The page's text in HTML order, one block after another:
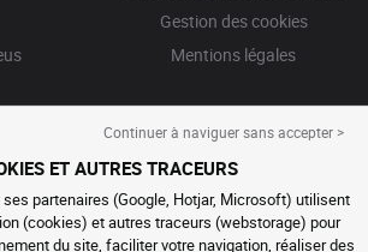
Gestion des cookies
Mentions légales
Continuer à naviguer sans accepter >
ET AUTRES TRACEURS
partenaires (Google, Hotjar, Microsoft) utilisent
(cookies) et autres traceurs (webstorage) pour
du site, faciliter votre navigation, réaliser des